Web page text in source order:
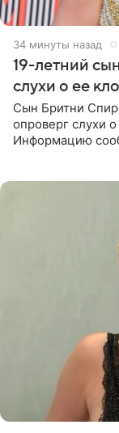
34 минуты назад
19-летний
слухи о ее
Сын Бритни
опроверг слухи
Информацию